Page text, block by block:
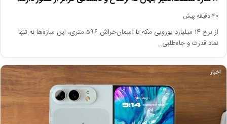
40 دقیقه پیش
از برج ۱۴ میلیارد یورویی مکه تا آسمان‌خراش ۵۹۶ متری، این سازه‌ها نه تنها
نماد قدرت و جاه‌طلبی…
اخبار